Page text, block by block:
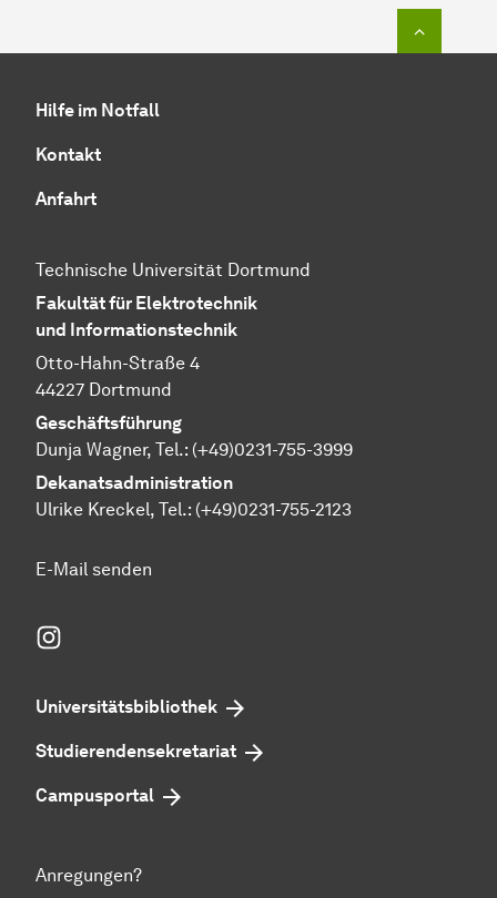
Hilfe im Notfall
Kontakt
Anfahrt
Technische Universität Dortmund
Fakultät für Elektrotechnik
und Informationstechnik
Otto-Hahn-Straße 4
44227 Dortmund
Geschäftsführung
Dunja Wagner, Tel.: (+49)0231-755-3999
Dekanatsadministration
Ulrike Kreckel, Tel.: (+49)0231-755-2123
E-Mail senden
Universitätsbibliothek
Studierendensekretariat
Campusportal
Anregungen?